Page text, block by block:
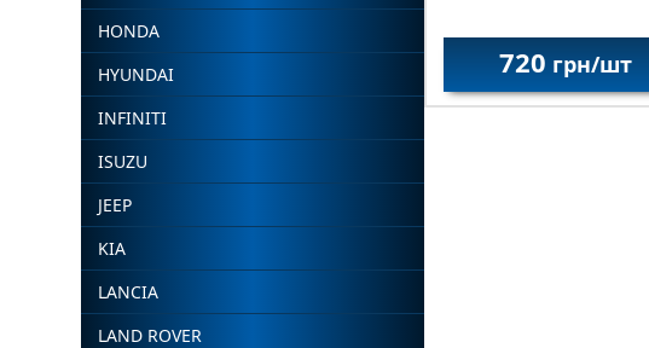
HONDA
HYUNDAI
INFINITI
ISUZU
JEEP
KIA
LANCIA
LAND ROVER
720 грн/шт